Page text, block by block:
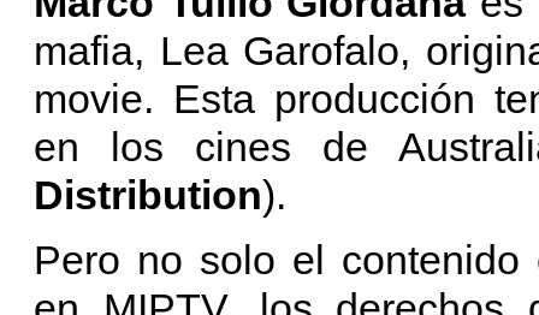
mafia, Lea Garofalo,
movie. Esta producción
en los cines de
Distribution).
Pero no solo el contenido